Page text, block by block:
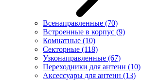
Всенаправленные (70)
Встроенные в корпус (9)
Комнатные (10)
Секторные (118)
Узконаправленные (67)
Переходники для антенн (10)
Аксессуары для антенн (13)